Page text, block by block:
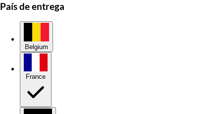
País de entrega
Belgium